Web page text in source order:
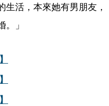
生活，本來她有男朋友，
」